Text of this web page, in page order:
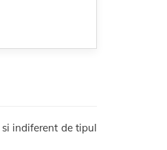
indiferent de tipul